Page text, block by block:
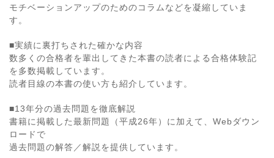
モチベーションアップのためのコラムなどを凝縮していま
す。
■実績に裏打ちされた確かな内容
数多くの合格者を輩出してきた本書の読者による合格体験記
を多数掲載しています。
読者目線の本書の使い方も紹介しています。
■13年分の過去問題を徹底解説
書籍に掲載した最新問題（平成26年）に加えて、Webダウン
ロードで
過去問題の解答／解説を提供しています。